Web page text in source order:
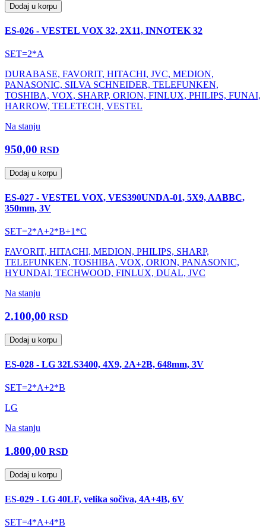
Dodaj u korpu
ES-026 - VESTEL VOX 32, 2X11, INNOTEK 32
SET=2*A
DURABASE, FAVORIT, HITACHI, JVC, MEDION,
PANASONIC, SILVA SCHNEIDER, TELEFUNKEN,
TOSHIBA, VOX, SHARP, ORION, FINLUX, PHILIPS, FUNAI,
HARROW, TELETECH, VESTEL
Na stanju
950,00 RSD
Dodaj u korpu
ES-027 - VESTEL VOX, VES390UNDA-01, 5X9, AABBC,
350mm, 3V
SET=2*A+2*B+1*C
FAVORIT, HITACHI, MEDION, PHILIPS, SHARP,
TELEFUNKEN, TOSHIBA, VOX, ORION, PANASONIC,
HYUNDAI, TECHWOOD, FINLUX, DUAL, JVC
Na stanju
2.100,00 RSD
Dodaj u korpu
ES-028 - LG 32LS3400, 4X9, 2A+2B, 648mm, 3V
SET=2*A+2*B
LG
Na stanju
1.800,00 RSD
Dodaj u korpu
ES-029 - LG 40LF, velika sočiva, 4A+4B, 6V
SET=4*A+4*B